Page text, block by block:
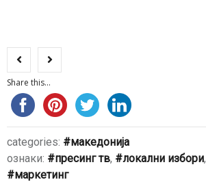
Share this...
categories:
македонија
ознаки:
пресинг тв, локални избори,
маркетинг